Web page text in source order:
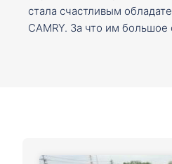
стала счастливым
CAMRY. За что им большое